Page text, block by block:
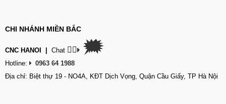
CHI NHÁNH MIỀN BẮC
CNC HANOI Chat 👉🏽 🗯
Hotline:
0963 64 1988
Địa chỉ: Biệt thự 19 - NO4A, KĐT Dịch Vọng, Quận Cầu Giấy, TP Hà Nội